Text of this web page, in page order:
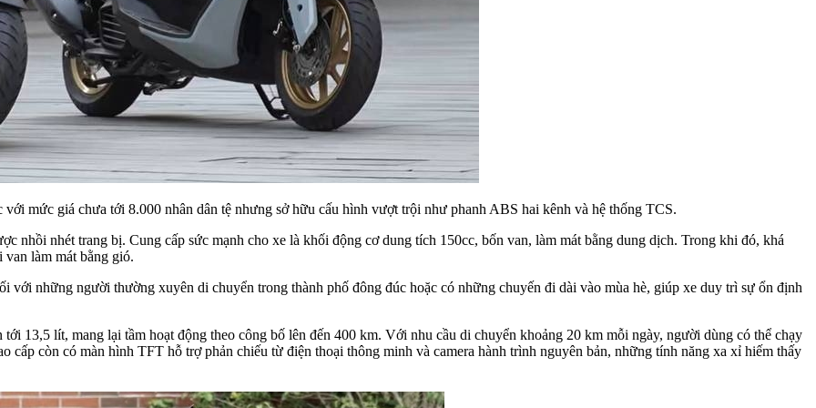
mức giá chưa tới 8.000 nhân dân tệ nhưng sở hữu cấu hình vượt trội như phanh ABS hai kênh và hệ thống TCS.
nhồi nhét trang bị. Cung cấp sức mạnh cho xe là khối động cơ dung tích 150cc, bốn van, làm mát bằng dung dịch. Trong khi đó, khá
làm mát bằng gió.
với những người thường xuyên di chuyển trong thành phố đông đúc hoặc có những chuyến đi dài vào mùa hè, giúp xe duy trì sự ổn định
13,5 lít, mang lại tầm hoạt động theo công bố lên đến 400 km. Với nhu cầu di chuyển khoảng 20 km mỗi ngày, người dùng có thể chạy
cấp còn có màn hình TFT hỗ trợ phản chiếu từ điện thoại thông minh và camera hành trình nguyên bản, những tính năng xa xỉ hiếm thấy